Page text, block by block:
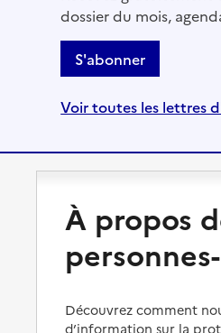
dossier du mois,
S'abonner
Voir toutes les lettres
et droits
s'équiper
À propos
Découvrez comment
d’information sur la